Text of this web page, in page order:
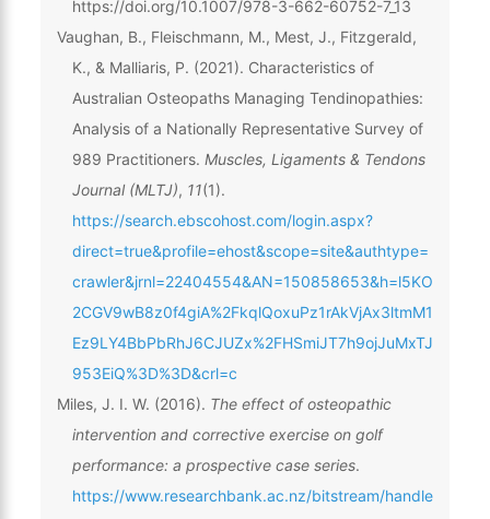
https://doi.org/10.1007/978-3-662-60752-7_13
Vaughan, B., Fleischmann, M., Mest, J., Fitzgerald,
K., & Malliaris, P. (2021). Characteristics of
Australian Osteopaths Managing Tendinopathies:
Analysis of a Nationally Representative Survey of
989 Practitioners. Muscles, Ligaments & Tendons
Journal (MLTJ), 11(1).
https://search.ebscohost.com/login.aspx?
direct=true&profile=ehost&scope=site&authtype=
crawler&jrnl=22404554&AN=150858653&h=l5KO
2CGV9wB8z0f4giA%2FkqlQoxuPz1rAkVjAx3ltmM1
Ez9LY4BbPbRhJ6CJUZx%2FHSmiJT7h9ojJuMxTJ
953EiQ%3D%3D&crl=c
Miles, J. I. W. (2016). The effect of osteopathic
intervention and corrective exercise on golf
performance: a prospective case series.
https://www.researchbank.ac.nz/bitstream/handle